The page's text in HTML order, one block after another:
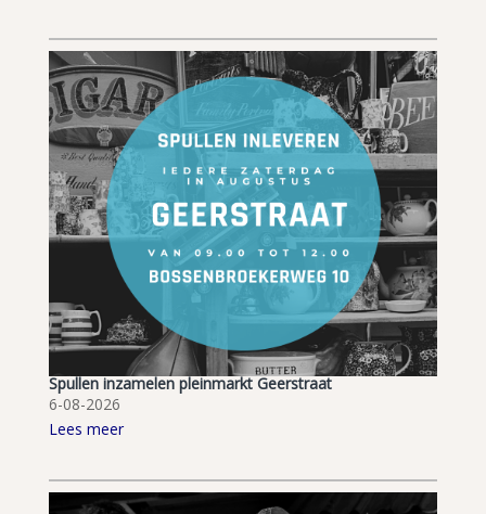
Spullen inzamelen pleinmarkt Geerstraat
6-08-2026
Lees meer